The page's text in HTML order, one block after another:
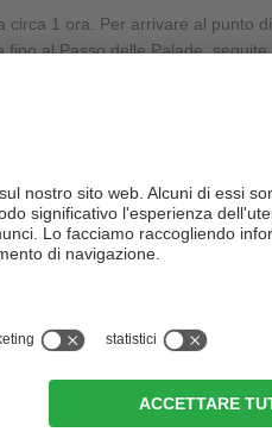
circa 1 ora. Per arrivare al punto di
fino al Passo delle Palade, seguite
un ponte e raggiungete subito il
conduce prima alla malga San
il servizio .
sulla sua
accettare il